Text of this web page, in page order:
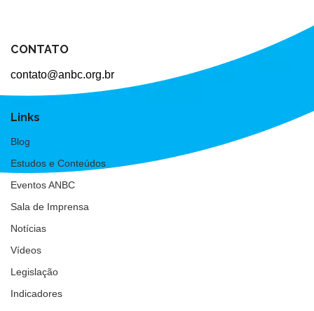
CONTATO
contato@anbc.org.br
Links
Blog
Estudos e Conteúdos
Eventos ANBC
Sala de Imprensa
Notícias
Vídeos
Legislação
Indicadores